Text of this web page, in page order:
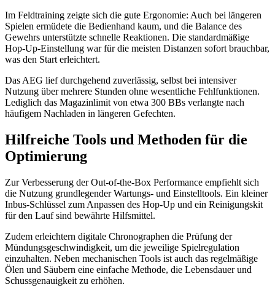
Im Feldtraining zeigte sich die gute Ergonomie: Auch bei längeren
Spielen ermüdete die Bedienhand kaum, und die Balance des
Gewehrs unterstützte schnelle Reaktionen. Die standardmäßige
Hop-Up-Einstellung war für die meisten Distanzen sofort brauchbar,
was den Start erleichtert.
Das AEG lief durchgehend zuverlässig, selbst bei intensiver
Nutzung über mehrere Stunden ohne wesentliche Fehlfunktionen.
Lediglich das Magazinlimit von etwa 300 BBs verlangte nach
häufigem Nachladen in längeren Gefechten.
Hilfreiche Tools und Methoden für die
Optimierung
Zur Verbesserung der Out-of-the-Box Performance empfiehlt sich
die Nutzung grundlegender Wartungs- und Einstelltools. Ein kleiner
Inbus-Schlüssel zum Anpassen des Hop-Up und ein Reinigungskit
für den Lauf sind bewährte Hilfsmittel.
Zudem erleichtern digitale Chronographen die Prüfung der
Mündungsgeschwindigkeit, um die jeweilige Spielregulation
einzuhalten. Neben mechanischen Tools ist auch das regelmäßige
Ölen und Säubern eine einfache Methode, die Lebensdauer und
Schussgenauigkeit zu erhöhen.